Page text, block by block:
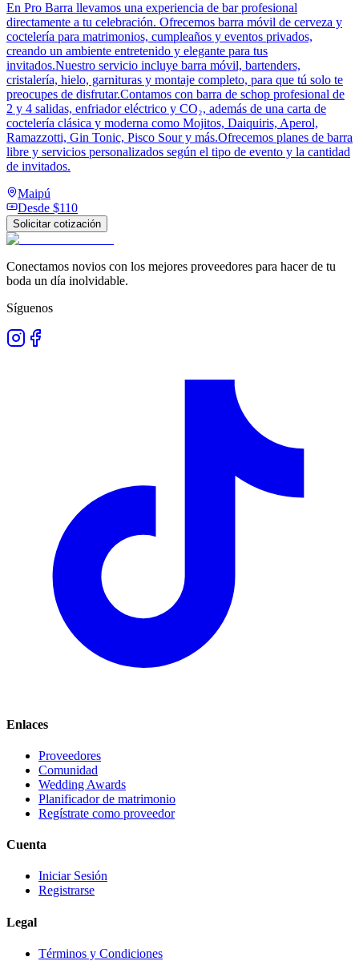
En Pro Barra llevamos una experiencia de bar profesional
directamente a tu celebración. Ofrecemos barra móvil de cerveza y
coctelería para matrimonios, cumpleaños y eventos privados,
creando un ambiente entretenido y elegante para tus
invitados.Nuestro servicio incluye barra móvil, bartenders,
cristalería, hielo, garnituras y montaje completo, para que tú solo te
preocupes de disfrutar.Contamos con barra de schop profesional de
2 y 4 salidas, enfriador eléctrico y CO₂, además de una carta de
coctelería clásica y moderna como Mojitos, Daiquiris, Aperol,
Ramazzotti, Gin Tonic, Pisco Sour y más.Ofrecemos planes de barra
libre y servicios personalizados según el tipo de evento y la cantidad
de invitados.
Maipú
Desde $110
Solicitar cotización
Conectamos novios con los mejores proveedores para hacer de tu
boda un día inolvidable.
Síguenos
Enlaces
Proveedores
Comunidad
Wedding Awards
Planificador de matrimonio
Regístrate como proveedor
Cuenta
Iniciar Sesión
Registrarse
Legal
Términos y Condiciones